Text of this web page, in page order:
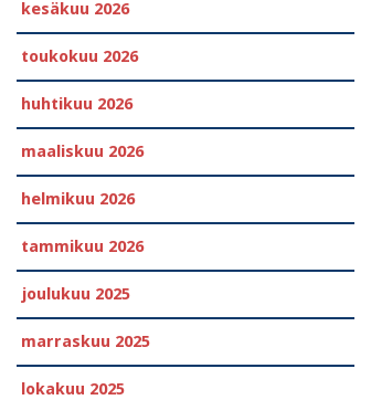
kesäkuu 2026
toukokuu 2026
huhtikuu 2026
maaliskuu 2026
helmikuu 2026
tammikuu 2026
joulukuu 2025
marraskuu 2025
lokakuu 2025